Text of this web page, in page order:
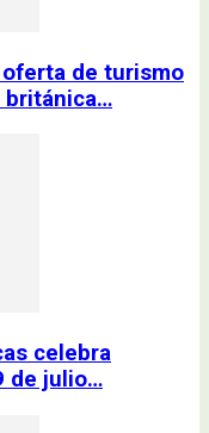
de turismo
británica…
celebra
de julio…